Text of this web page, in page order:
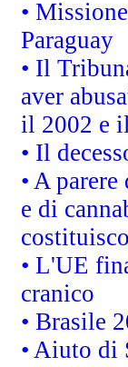
•
Paraguay
• Il
aver
il 2002 e
• Il
• A
e di
• L'UE
cranico
• Brasile
• Aiuto di